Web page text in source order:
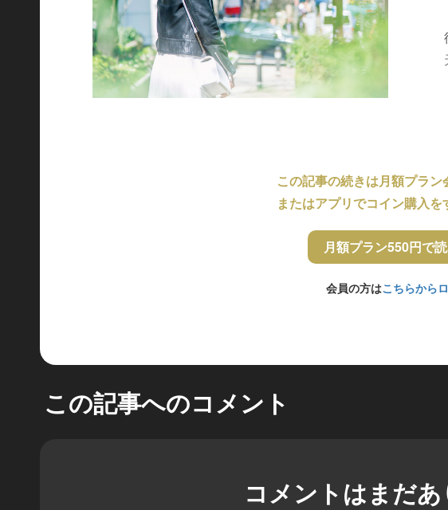
この記事の続きは月額プラン
またはアプリでコイン購入
月額プラン550円で
会員の方はこちらから
この記事へのコメント
コメントはまだあ